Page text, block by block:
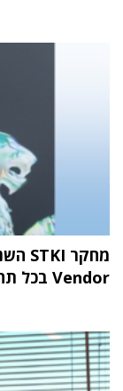
Vendor בכל תחומי שוק ה-IT